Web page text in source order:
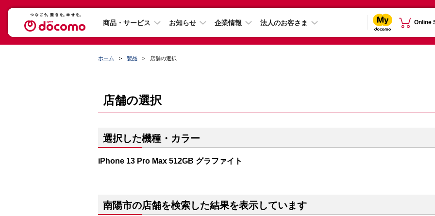
商品・サービス お知らせ 企業情報 法人のお客さま Online
ホーム 製品 店舗の選択
店舗の選択
選択した機種・カラー
iPhone 13 Pro Max 512GB グラファイト
南陽市の店舗を検索した結果を表示しています